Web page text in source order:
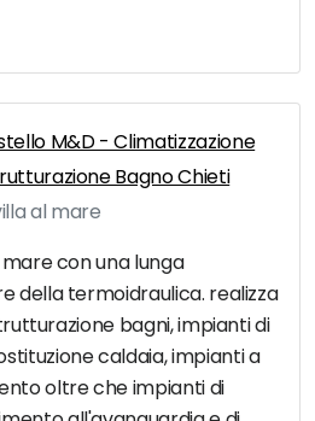
M&D - Climatizzazione
Bagno Chieti
al mare
con una lunga
della termoidraulica. realizza
bagni, impianti di
caldaia, impianti a
oltre che impianti di